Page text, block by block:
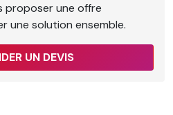
proposer une offre
une solution ensemble.
UN DEVIS